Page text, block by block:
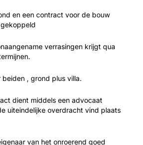
en een contract voor de bouw
verrasingen krijgt qua
, grond plus villa.
dient middels een advocaat
uiteindelijke overdracht vind plaats
van het onroerend goed